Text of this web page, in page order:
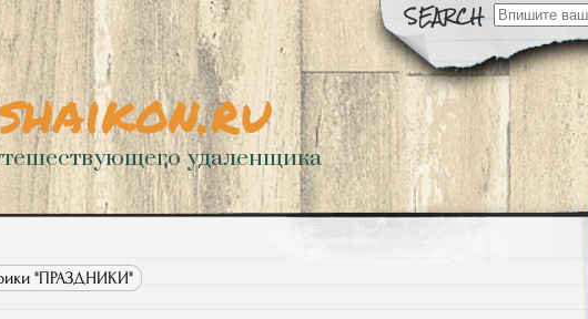
Искать:
удаленщика
"ПРАЗДНИКИ"